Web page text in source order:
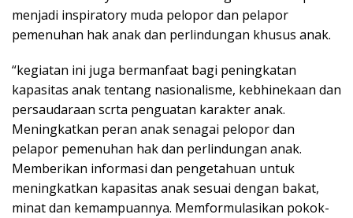
menjadi inspiratory muda pelopor dan pelapor
pemenuhan hak anak dan perlindungan khusus anak.
“kegiatan ini juga bermanfaat bagi peningkatan
kapasitas anak tentang nasionalisme, kebhinekaan dan
persaudaraan scrta penguatan karakter anak.
Meningkatkan peran anak senagai pelopor dan
pelapor pemenuhan hak dan perlindungan anak.
Memberikan informasi dan pengetahuan untuk
meningkatkan kapasitas anak sesuai dengan bakat,
minat dan kemampuannya. Memformulasikan pokok-